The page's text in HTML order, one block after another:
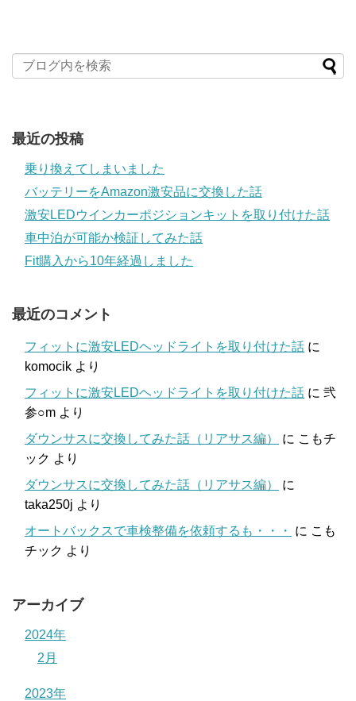
最近の投稿
乗り換えてしまいました
バッテリーをAmazon激安品に交換した話
激安LEDウインカーポジションキットを取り付けた話
車中泊が可能か検証してみた話
Fit購入から10年経過しました
最近のコメント
フィットに激安LEDヘッドライトを取り付けた話 に
komocik より
フィットに激安LEDヘッドライトを取り付けた話 に 弐
参○m より
ダウンサスに交換してみた話（リアサス編）
に こもチ
ック より
ダウンサスに交換してみた話（リアサス編）
に
taka250j より
オートバックスで車検整備を依頼するも・・・
に こも
チック より
アーカイブ
2024年
2月
2023年